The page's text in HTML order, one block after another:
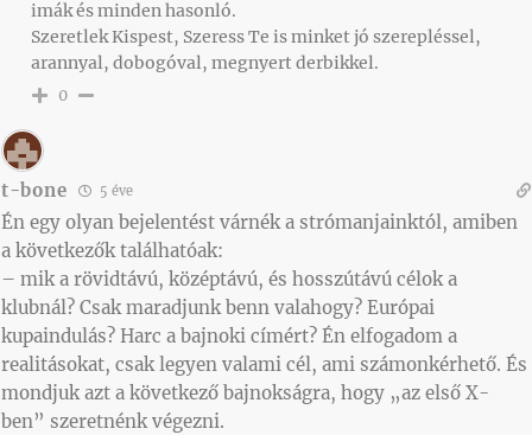
imák és minden hasonló.
Szeretlek Kispest, Szeress Te is minket jó szerepléssel,
arannyal, dobogóval, megnyert derbikkel.
0
t-bone 5 éve
Én egy olyan bejelentést várnék a strómanjainktól, amiben
a következők találhatóak:
– mik a rövidtávú, középtávú, és hosszútávú célok a
klubnál? Csak maradjunk benn valahogy? Európai
kupaindulás? Harc a bajnoki címért? Én elfogadom a
realitásokat, csak legyen valami cél, ami számonkérhető. És
mondjuk azt a következő bajnokságra, hogy „az első X-
ben” szeretnénk végezni.